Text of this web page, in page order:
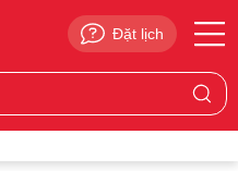
Đặt lịch